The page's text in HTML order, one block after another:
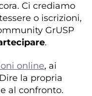
Ci crediamo
o iscrizioni,
GrUSP
.
online, ai
la propria
al confronto.